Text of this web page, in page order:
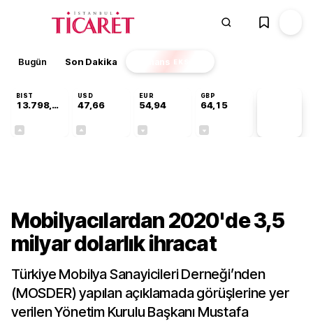
Bugün Son Dakika Finans EKSTRA
BIST
13.798,82
USD
47,66
EUR
54,94
GBP
64,15
Mobilyacılardan 2020'de 3,5
milyar dolarlık ihracat
Türkiye Mobilya Sanayicileri Derneği’nden
(MOSDER) yapılan açıklamada görüşlerine yer
verilen Yönetim Kurulu Başkanı Mustafa